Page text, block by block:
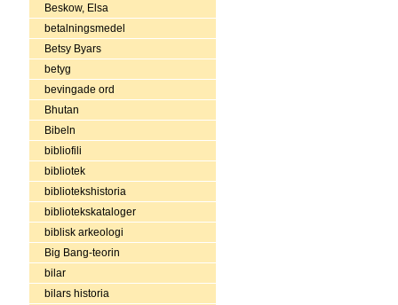
Beskow, Elsa
betalningsmedel
Betsy Byars
betyg
bevingade ord
Bhutan
Bibeln
bibliofili
bibliotek
bibliotekshistoria
bibliotekskataloger
biblisk arkeologi
Big Bang-teorin
bilar
bilars historia